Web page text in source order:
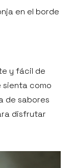
en el borde
y fácil de
sienta como
de sabores
disfrutar